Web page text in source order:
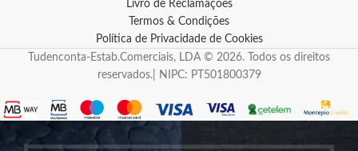
Livro de Reclamações
Termos & Condições
Política de Privacidade de Cookies
Tudenconta-Estab.Comerciais, LDA © 2026. Todos os direitos
reservados.| NIPC: PT501800379